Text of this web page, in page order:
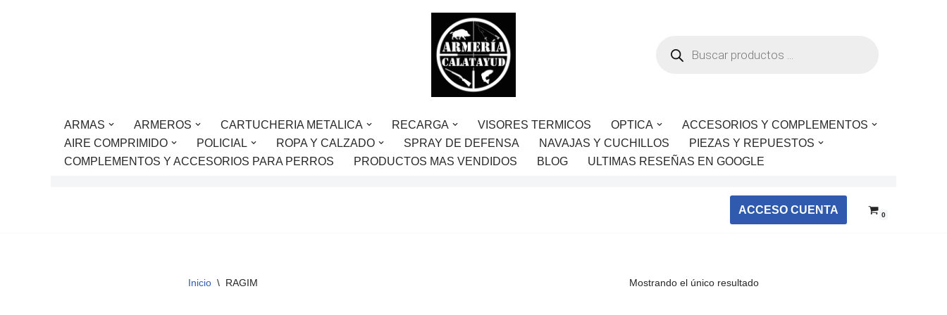
ARMAS ARMEROS CARTUCHERIA METALICA RECARGA VISORES TERMICOS OPTICA
ACCESORIOS Y COMPLEMENTOS
AIRE COMPRIMIDO
POLICIAL ROPA Y CALZADO SPRAY DE DEFENSA NAVAJAS Y CUCHILLOS
PIEZAS Y REPUESTOS
COMPLEMENTOS Y ACCESORIOS PARA PERROS
PRODUCTOS MAS VENDIDOS BLOG ULTIMAS RESEÑAS EN GOOGLE
ACCESO CUENTA 0
Inicio \ RAGIM Mostrando el único resultado